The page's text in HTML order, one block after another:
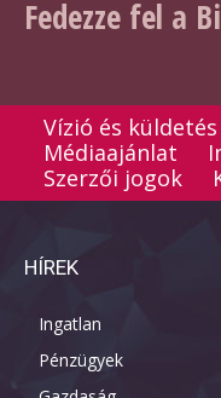
Fedezze fel a
Vízió és küldetés
Médiaajánlat
Szerzői jogok
HÍREK
Ingatlan
Pénzügyek